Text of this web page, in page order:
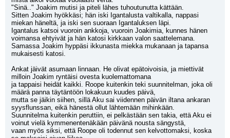
"Sinä.." Joakim mutisi ja piteli lähes tuhoutunutta kättään.
Sitten Joakim hyökkäsi; hän iski Igantalusta valtikalla, nappasi
miekan häneltä, ja iski sen suoraan Igantaluksen läpi.
Igantalus katsoi vuoroin ankkoja, vuoroin Joakimia, kunnes hänen
voimansa ehtyivät ja hän katosi kirkkaan valon saattelemana.
Samassa Joakim hyppäsi ikkunasta miekka mukanaan ja tapansa
mukaisesti katosi.
Ankat jäivät asumaan linnaan. He olivat epätoivoisia, ja miettivät
milloin Joakim ryntäisi ovesta kuolemattomana
ja tappaisi heidät kaikki. Roope kuitenkin teki suunnitelman, joka oli
määrä panna täytäntöön lokakuun kuudes päivä,
mutta se jäikin siihen, sillä Aku sai viidennen päivän iltana ankaran
syysflunssan, eikä hänestä ollut lähtemään mihinkään.
Suunnitelma kuitenkin peruttiin, ei pelkästään sen takia, että Aku ei
voinut vielä kymmenentenäkään päivänä nousta sängystä,
vaan myös siksi, että Roope oli todennut sen kelvottomaksi, koska